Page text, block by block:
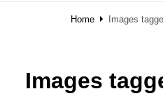
Home Images
Images